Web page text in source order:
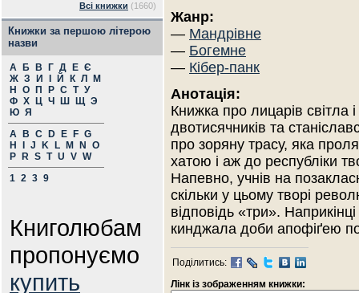
Всі книжки (1660)
Книжки за першою літерою
назви
А Б В Г Д Е Є
Ж З И Й К Л
М
Н
О П Р С Т У
Ф Х Ц Ч Ш Щ Э
Ю Я
A
B C D E F G
H
J K L M N
O
P
R S T U V W
1 2 3 9
Книголюбам
пропонуємо
купить
Жанр:
— Мандрівне
— Богемне
— Кібер-панк
Анотація:
Книжка про лицарів світла
двотисячників та
про зоряну трасу, яка
хатою і аж до республіки
Напевно, учнів на
скільки у цьому творі
відповідь «три».
кинджала доби апофіґею
Поділитись:
Лінк із зображенням книжки: